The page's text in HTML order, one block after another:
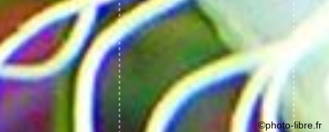
©photo-libre.fr